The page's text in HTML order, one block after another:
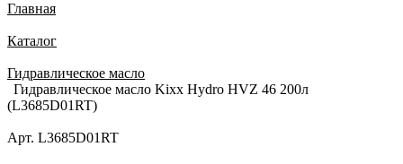
Главная
Каталог
Гидравлическое масло
Гидравлическое масло Kixx Hydro НVZ 46 200л
(L3685D01RT)
Арт. L3685D01RT